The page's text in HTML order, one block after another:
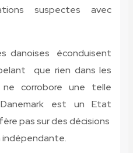
suspectes avec
danoises éconduisent
que rien dans les
corrobore une telle
est un Etat
pas sur des décisions